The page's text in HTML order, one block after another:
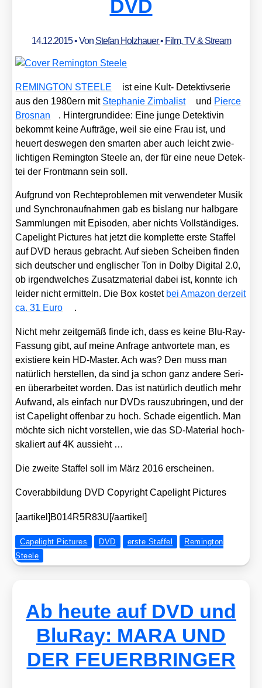
DVD
14.12.2015• Von Stefan Holzhauer• Film, TV & Stream
REMINGTON STEELE
ist eine Kult- Detek­tiv­se­rie
aus den 1980ern mit Ste­pha­nie Zim­ba­list und Pier­ce
Bros­nan
. Hin­ter­grund­idee: Eine jun­ge Detek­ti­vin
bekommt kei­ne Auf­trä­ge, weil sie eine Frau ist, und
heu­ert des­we­gen den smar­ten aber auch leicht zwie­
lich­ti­gen Reming­ton Ste­e­le an, der für eine neue Detek­
tei der Front­mann sein soll.
Auf­grund von Rech­te­pro­ble­men mit ver­wen­de­ter Musik
und Syn­chron­auf­nah­men gab es bis­lang nur halb­ga­re
Samm­lun­gen mit Epi­so­den, aber nichts Voll­stän­di­ges.
Cape­light Pic­tures hat jetzt die kom­plet­te ers­te Staf­fel
auf DVD her­aus gebracht. Auf sie­ben Schei­ben fin­den
sich deut­scher und eng­li­scher Ton in Dol­by Digi­tal 2.0,
ob irgend­wel­ches Zusatz­ma­te­ri­al dabei ist, konn­te ich
lei­der nicht ermit­teln. Die Box kos­tet bei Ama­zon der­zeit
ca. 31 Euro
.
Nicht mehr zeit­ge­mäß fin­de ich, dass es kei­ne Blu-Ray-
Fas­sung gibt, auf mei­ne Anfra­ge ant­wor­te­te man, es
exis­tie­re kein HD-Mas­ter. Ach was? Den muss man
natür­lich her­stel­len, da sind ja schon ganz ande­re Seri­
en über­ar­bei­tet wor­den. Das ist natür­lich deut­lich mehr
Auf­wand, als ein­fach nur DVDs raus­zu­brin­gen, und der
ist Cape­light offen­bar zu hoch. Scha­de eigent­lich. Man
möch­te sich nicht vor­stel­len, wie das SD-Mate­ri­al hoch­
ska­liert auf 4K aus­sieht …
Die zwei­te Staf­fel soll im März 2016 erschei­nen.
Cover­ab­bil­dung DVD Copy­right Cape­light Pic­tures
[aartikel]B014R5R83U[/aartikel]
Capelight Pictures DVD erste Staffel
Remington
Steele
Ab heute auf DVD und
BluRay: MARA UND
DER FEUERBRINGER